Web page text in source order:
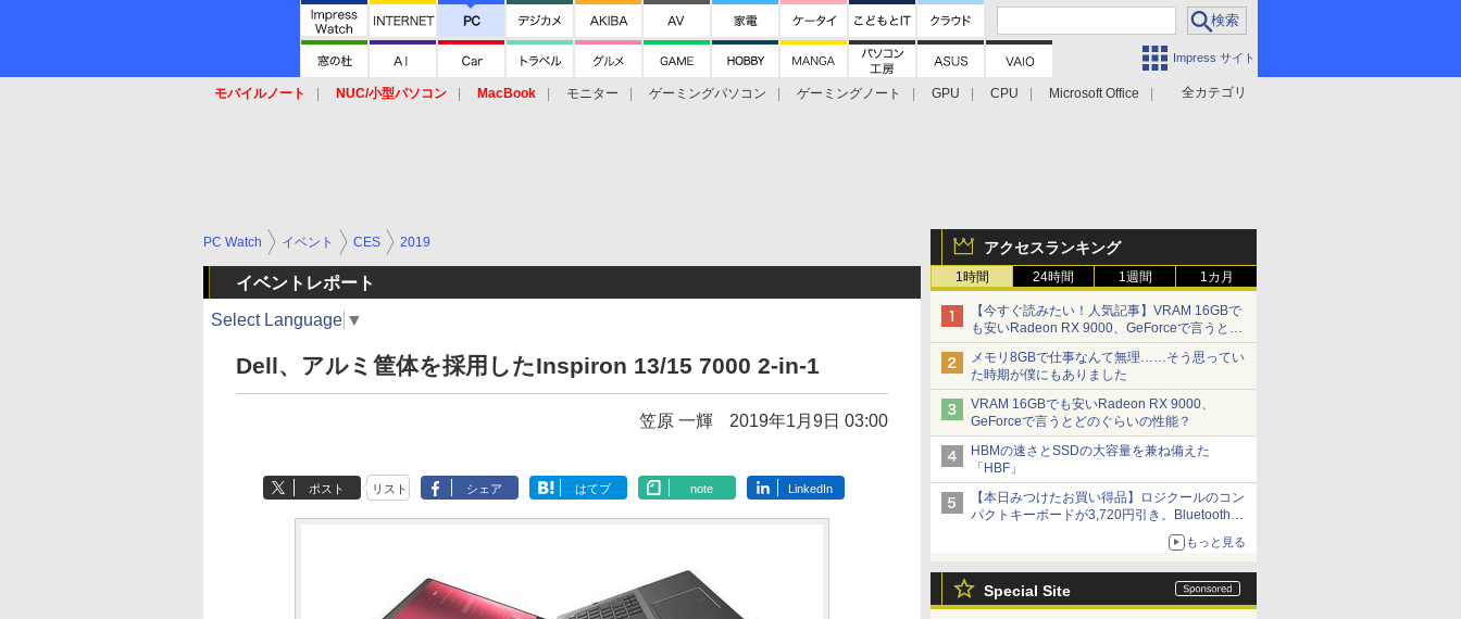
Impress サイト
全カテゴリ
モバイルノート NUC/小型パソコン MacBook モニター ゲーミングパソコン ゲーミングノート GPU CPU
Microsoft Office
アクセスランキング
1時間 24時間 1週間 1カ月
【今すぐ読みたい！人気記事】VRAM 16GBで
も安いRadeon RX 9000、GeForceで言うとど
のぐらいの性能？ - PC Watch
メモリ8GBで仕事なんて無理……そう思ってい
た時期が僕にもありました
VRAM 16GBでも安いRadeon RX 9000、
GeForceで言うとどのぐらいの性能？
HBMの速さとSSDの大容量を兼ね備えた
「HBF」
【本日みつけたお買い得品】ロジクールのコン
パクトキーボードが3,720円引き。Bluetoothで3
もっと見る
Special Site
PC Watch イベント CES 2019
イベントレポート
Select Language ▼
Dell、アルミ筐体を採用したInspiron 13/15 7000 2-in-1
笠原 一輝 2019年1月9日 03:00
ポスト リスト シェア はてブ note LinkedIn